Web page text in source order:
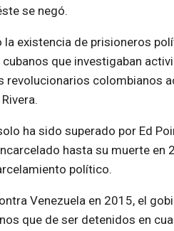
se negó.
la existencia de prisioneros
que investigaban
revolucionarios colombianos
ha sido superado por Ed
hasta su muerte en
político.
Venezuela en 2015, el
que de ser detenidos en